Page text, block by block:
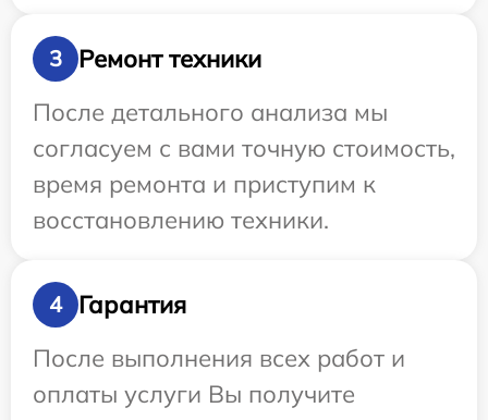
3
Ремонт техники
После детального анализа мы
согласуем с вами точную стоимость,
время ремонта и приступим к
восстановлению техники.
4
Гарантия
После выполнения всех работ и
оплаты услуги Вы получите